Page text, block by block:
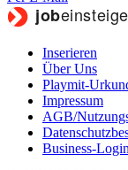
Inserieren
Über Uns
Playmit-
Impressum
AGB/
Business-